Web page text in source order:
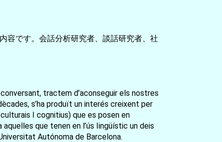
容です。会話分析研究者、談話研究者、社
tractem d’aconseguir els nostres
s’ha produït un interés creixent per
I cognitius) que es posen en
que tenen en l’ús Iingüístic un deis
Autónoma de Barcelona.